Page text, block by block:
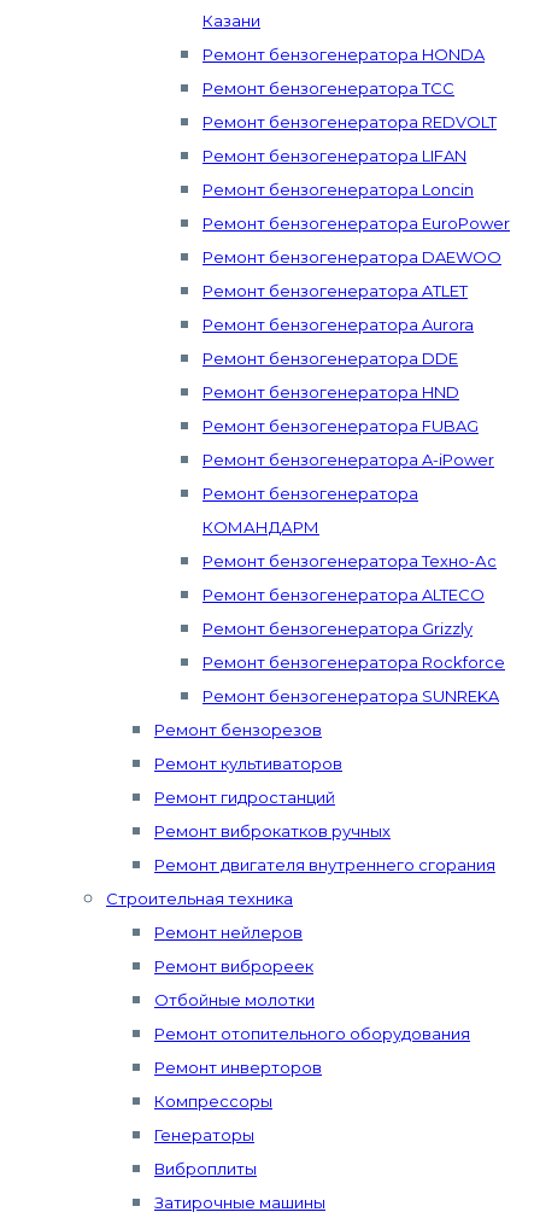
Казани
Ремонт бензогенератора HONDA
Ремонт бензогенератора ТСС
Ремонт бензогенератора REDVOLT
Ремонт бензогенератора LIFAN
Ремонт бензогенератора Loncin
Ремонт бензогенератора EuroPower
Ремонт бензогенератора DAEWOO
Ремонт бензогенератора ATLET
Ремонт бензогенератора Aurora
Ремонт бензогенератора DDE
Ремонт бензогенератора HND
Ремонт бензогенератора FUBAG
Ремонт бензогенератора A-iPower
Ремонт бензогенератора
КОМАНДАРМ
Ремонт бензогенератора Техно-Ас
Ремонт бензогенератора ALTECO
Ремонт бензогенератора Grizzly
Ремонт бензогенератора Rockforce
Ремонт бензогенератора SUNREKA
Ремонт бензорезов
Ремонт культиваторов
Ремонт гидростанций
Ремонт виброкатков ручных
Ремонт двигателя внутреннего сгорания
Строительная техника
Ремонт нейлеров
Ремонт виброреек
Отбойные молотки
Ремонт отопительного оборудования
Ремонт инверторов
Компрессоры
Генераторы
Виброплиты
Затирочные машины